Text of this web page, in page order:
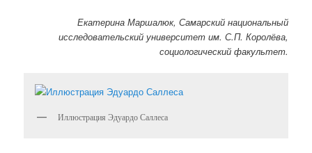
Екатерина Маршалюк, Самарский национальный
исследовательский университет им. С.П. Королёва,
социологический факультет.
Иллюстрация Эдуардо Саллеса